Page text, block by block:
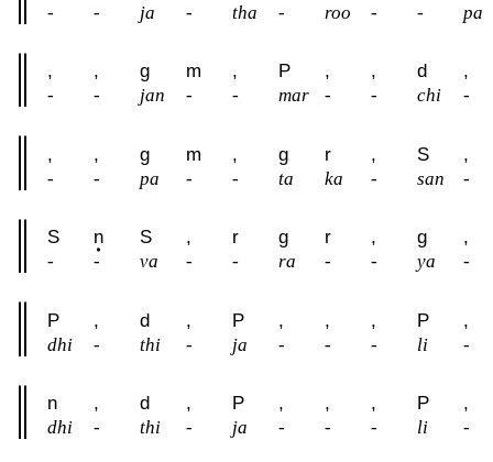
- - ja - tha - roo - - pa
, , g m , P , , d ,
- - jan - - mar - - chi -
, , g m , g r , S ,
- - pa - - ta ka - san -
S n S , r g r , g ,
- - va - - ra - - ya -
P , d , P , , , P ,
dhi - thi - ja - - - li -
n , d , P , , , P ,
dhi - thi - ja - - - li -